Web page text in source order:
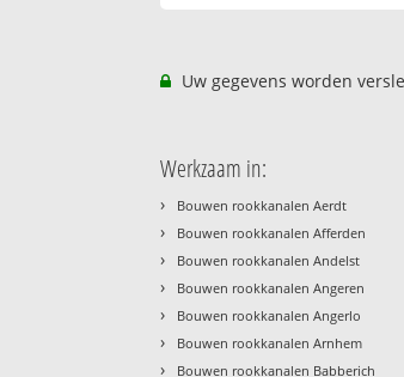
Uw gegevens worden
Werkzaam in:
› Bouwen rookkanalen Aerdt
› Bouwen rookkanalen Afferden
› Bouwen rookkanalen Andelst
› Bouwen rookkanalen Angeren
› Bouwen rookkanalen Angerlo
› Bouwen rookkanalen Arnhem
› Bouwen rookkanalen Babberich